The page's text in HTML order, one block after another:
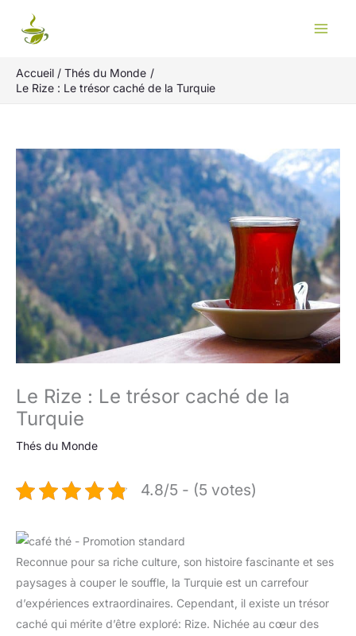
Accueil
Thés du Monde
Le Rize : Le trésor caché de la Turquie
Le Rize : Le trésor caché de la
Turquie
Thés du Monde
4.8/5 - (5 votes)
Reconnue pour sa riche culture, son histoire fascinante et ses
paysages à couper le souffle, la Turquie est un carrefour
d’expériences extraordinaires. Cependant, il existe un trésor
caché qui mérite d’être exploré: Rize. Nichée au cœur des